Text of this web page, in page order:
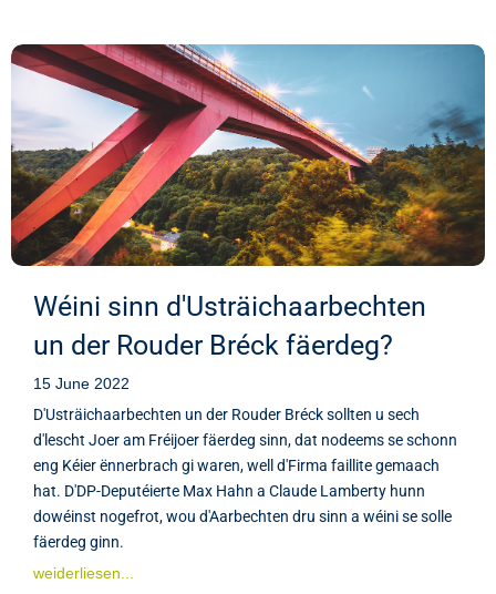
Wéini sinn d'Usträichaarbechten
un der Rouder Bréck fäerdeg?
15 June 2022
D'Usträichaarbechten un der Rouder Bréck sollten u sech
d'lescht Joer am Fréijoer fäerdeg sinn, dat nodeems se schonn
eng Kéier ënnerbrach gi waren, well d'Firma faillite gemaach
hat. D'DP-Deputéierte Max Hahn a Claude Lamberty hunn
dowéinst nogefrot, wou d'Aarbechten dru sinn a wéini se solle
fäerdeg ginn.
weiderliesen...